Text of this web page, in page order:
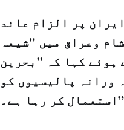
پر الزام عائد
وعراق میں "شیعہ
ہوئے کہا کہ "بحرین
ورانہ پالیسیوں کو
استعمال کر رہا ہے۔”